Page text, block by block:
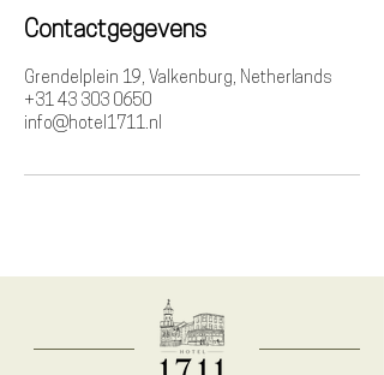
Contactgegevens
Grendelplein 19, Valkenburg, Netherlands
+31 43 303 0650
info@hotel1711.nl